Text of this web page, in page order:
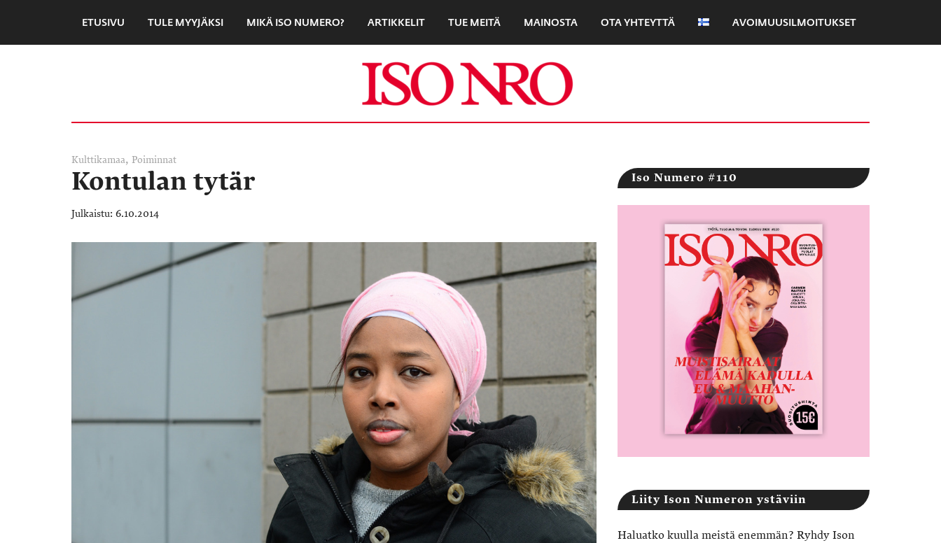
ETUSIVU TULE MYYJÄKSI MIKÄ ISO NUMERO? ARTIKKELIT TUE MEITÄ MAINOSTA OTA YHTEYTTÄ AVOIMUUSILMOITUKSET
Kulttikamaa, Poiminnat
Kontulan tytär
6.10.2014
Iso Numero #110
Liity Ison Numeron ystäviin
Haluatko kuulla meistä enemmän? Ryhdy Ison